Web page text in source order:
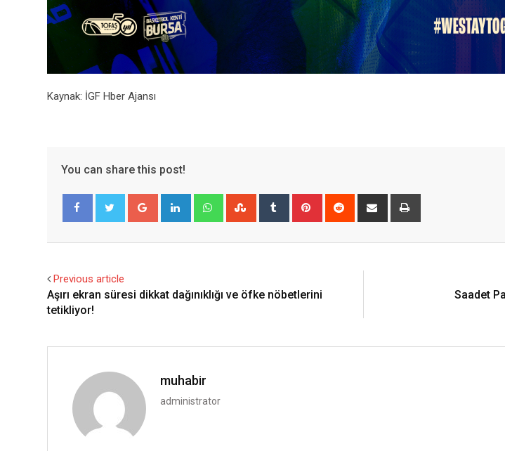
Kaynak: İGF Hber Ajansı
You can share this post!
Google+ LinkedIn WhatsappStumbleUpon
Tumblr Pinterest Reddit
Share
Previous article
Aşırı ekran süresi dikkat dağınıklığı ve öfke nöbetlerini
tetikliyor!
Saadet
muhabir
administrator